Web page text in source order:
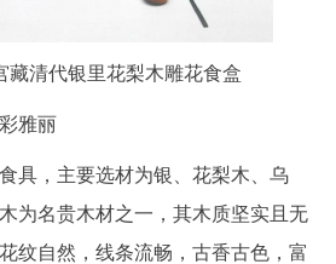
藏清代银里花梨木雕花食盒
雅丽
，主要选材为银、花梨木、乌
为名贵木材之一，其木质坚实且无
纹自然，线条流畅，古香古色，富